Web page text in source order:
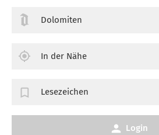
Dolomiten
In der Nähe
Lesezeichen
Login